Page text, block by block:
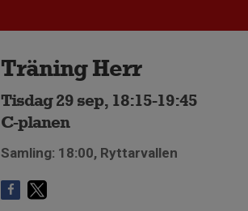
Träning Herr
Tisdag 29 sep, 18:15-19:45
C-planen
Samling: 18:00, Ryttarvallen